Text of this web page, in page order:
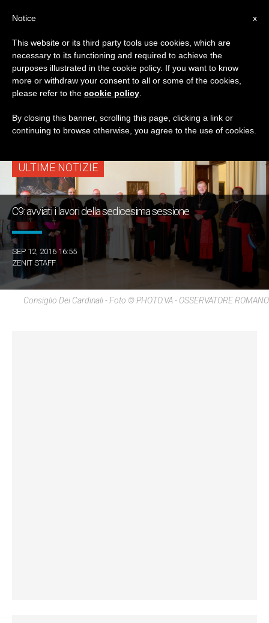
TAG
Posts Tagged
‘consiglio Dei Nove’
ULTIME NOTIZIE
C9: avviati i lavori della sedicesima sessione
SEP 12, 2016 16:55
ZENIT STAFF
Consiglio Dei Cardinali - Foto © PHOTO.VA - OSSERVATORE ROMANO
x
Notice
This website or its third party tools use cookies, which are
necessary to its functioning and required to achieve the
purposes illustrated in the cookie policy. If you want to know
more or withdraw your consent to all or some of the cookies,
please refer to the cookie policy
By closing this banner, scrolling this page, clicking a link or
continuing to browse otherwise, you agree to the use of cookies.